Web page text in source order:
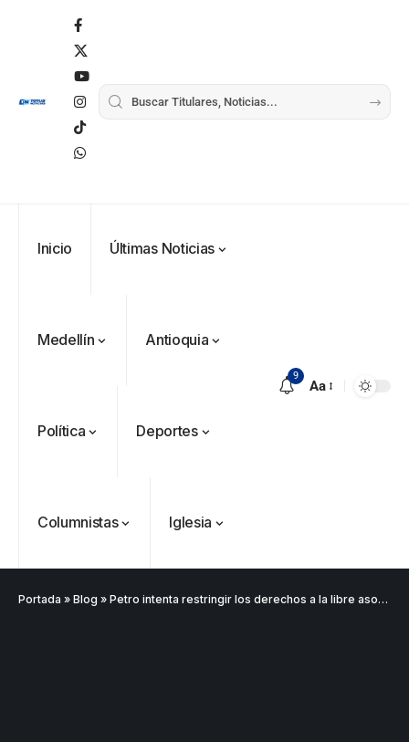
Inicio Últimas Noticias
Medellín Antioquia
Política Deportes
Columnistas Iglesia
9
Aa
Portada » Blog » Petro intenta restringir los derechos a la libre asociación y a la iniciativa privada